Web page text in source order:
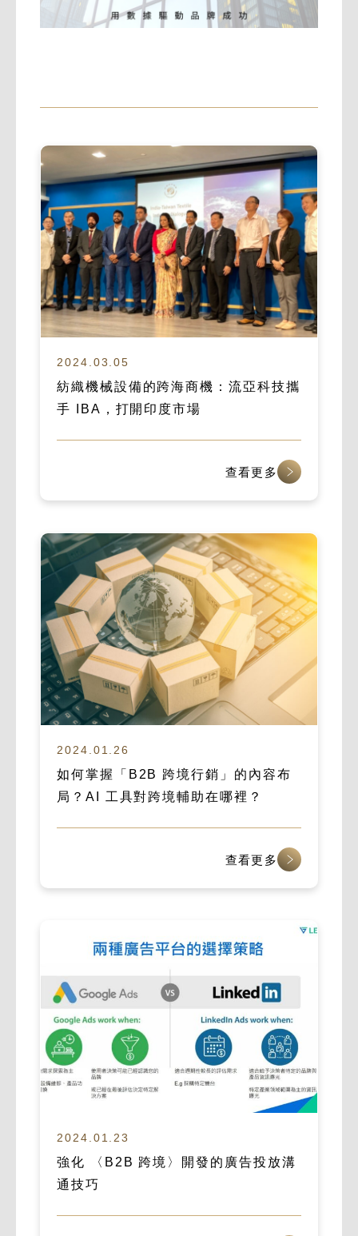
2024.03.05
紡織機械設備的跨海商機：流亞科技攜
手 IBA，打開印度市場
查看更多
2024.01.26
如何掌握「B2B 跨境行銷」的內容布
局？AI 工具對跨境輔助在哪裡？
查看更多
2024.01.23
強化 〈B2B 跨境〉開發的廣告投放溝
通技巧